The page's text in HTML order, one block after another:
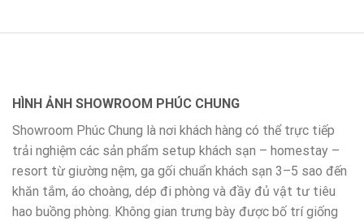
HÌNH ẢNH SHOWROOM PHÚC CHUNG
Showroom Phúc Chung là nơi khách hàng có thể trực tiếp
trải nghiệm các sản phẩm setup khách sạn – homestay –
resort từ giường nệm, ga gối chuẩn khách sạn 3–5 sao đến
khăn tắm, áo choàng, dép đi phòng và đầy đủ vật tư tiêu
hao buồng phòng. Không gian trưng bày được bố trí giống